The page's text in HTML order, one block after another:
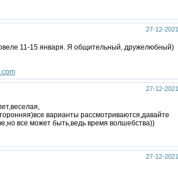
27-12-2021
11-15 января. Я общительный, дружелюбный)
27-12-2021
варианты рассмотриваются,давайте
все может быть,ведь время волшебства))
27-12-2021